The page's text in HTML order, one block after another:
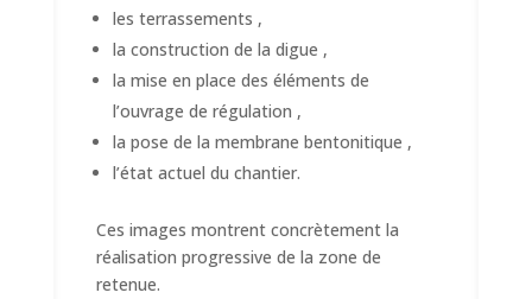
les terrassements ,
la construction de la digue ,
la mise en place des éléments de
l’ouvrage de régulation ,
la pose de la membrane bentonitique ,
l’état actuel du chantier.
Ces images montrent concrètement la
réalisation progressive de la zone de
retenue.